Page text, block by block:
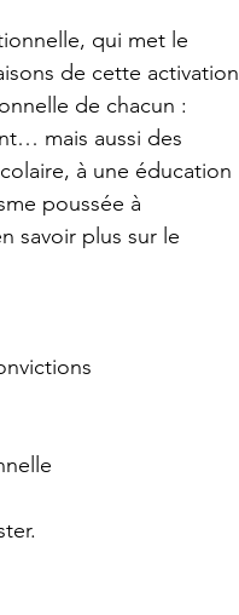
qui met le
de cette activation
de chacun :
mais aussi des
à une éducation
poussée à
savoir plus sur le